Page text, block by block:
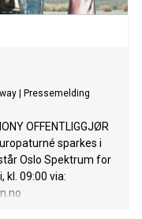
Pressemelding
OFFENTLIGGJØR
sparkes i
Oslo Spektrum for
kl. 09:00 via: